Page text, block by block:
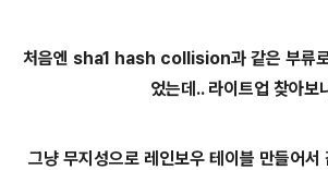
처음엔 sha1 hash collision과 같은 부류로
었는데.. 라이트업 찾아보니
그냥 무지성으로 레인보우 테이블 만들어서